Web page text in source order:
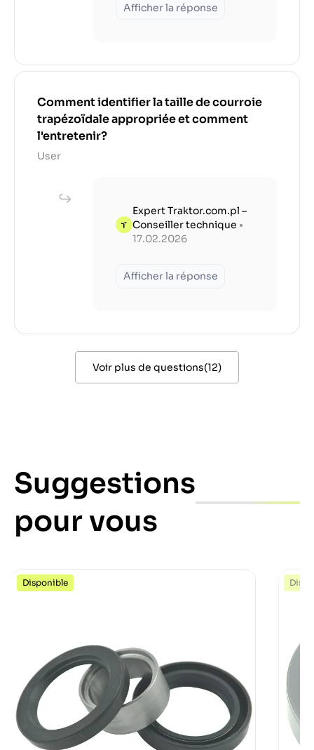
Afficher la réponse
Comment identifier la taille de courroie
trapézoïdale appropriée et comment
l'entretenir?
User
Expert Traktor.com.pl –
Conseiller technique •
17.02.2026
Afficher la réponse
Voir plus de questions(12)
Suggestions
pour vous
Disponible